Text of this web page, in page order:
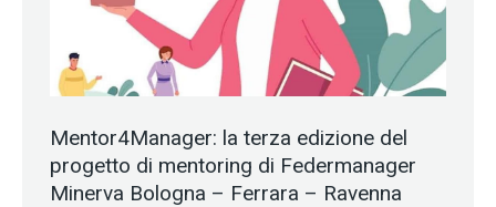
Mentor4Manager: la terza edizione del
progetto di mentoring di Federmanager
Minerva Bologna – Ferrara – Ravenna